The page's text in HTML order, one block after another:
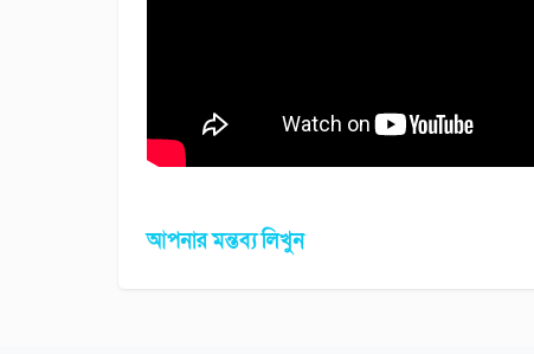
আপনার মন্তব্য লিখুন